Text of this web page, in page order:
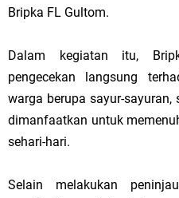
Bripka FL Gultom.
Dalam kegiatan itu,
pengecekan langsung
warga berupa sayur-
dimanfaatkan untuk
sehari-hari.
Selain melakukan